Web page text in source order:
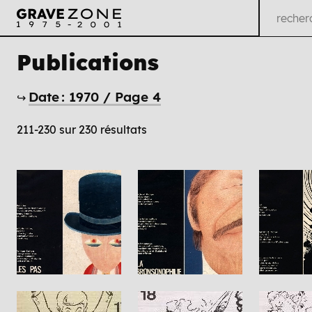
Publications
↪ Date : 1970 / Page 4
211-230 sur 230 résultats